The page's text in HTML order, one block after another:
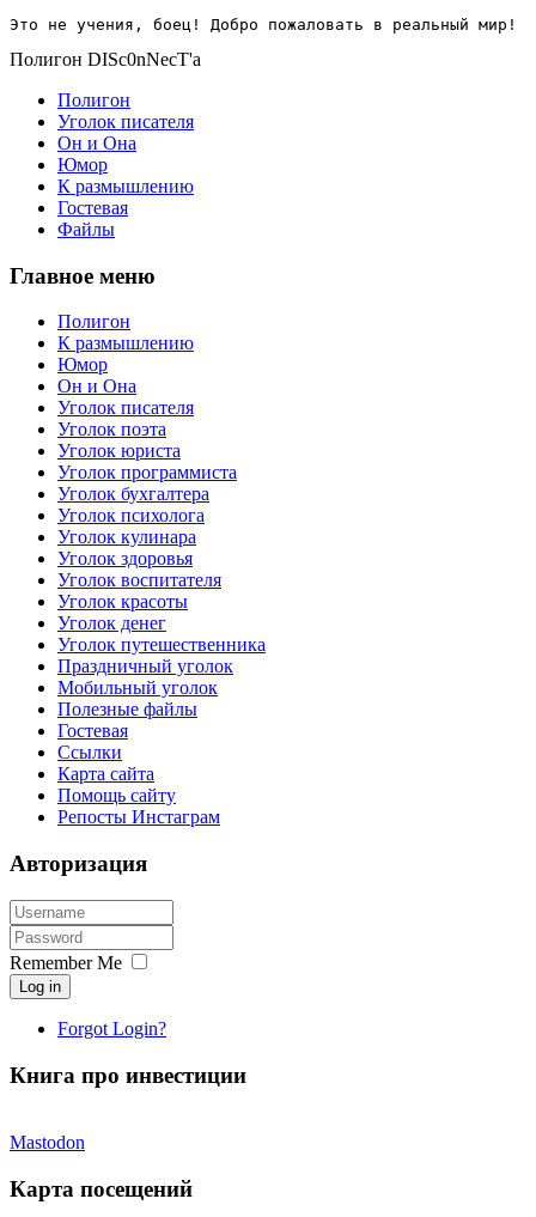
Это не учения, боец! Добро пожаловать в реальный мир!
Полигон DISc0nNecT'a
Полигон
Уголок писателя
Он и Она
Юмор
К размышлению
Гостевая
Файлы
Главное меню
Полигон
К размышлению
Юмор
Он и Она
Уголок писателя
Уголок поэта
Уголок юриста
Уголок программиста
Уголок бухгалтера
Уголок психолога
Уголок кулинара
Уголок здоровья
Уголок воспитателя
Уголок красоты
Уголок денег
Уголок путешественника
Праздничный уголок
Мобильный уголок
Полезные файлы
Гостевая
Ссылки
Карта сайта
Помощь сайту
Репосты Инстаграм
Авторизация
Remember Me
Log in
Forgot Login?
Книга про инвестиции
Mastodon
Карта посещений